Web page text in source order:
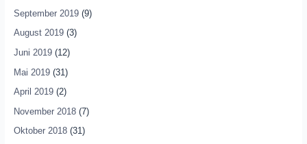
September 2019(9)
August 2019(3)
Juni 2019(12)
Mai 2019(31)
April 2019(2)
November 2018(7)
Oktober 2018(31)